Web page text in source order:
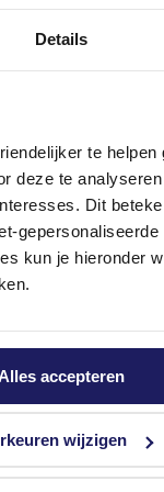
Details
te
deze te
Dit
kun je hieronder
accepteren
wijzigen